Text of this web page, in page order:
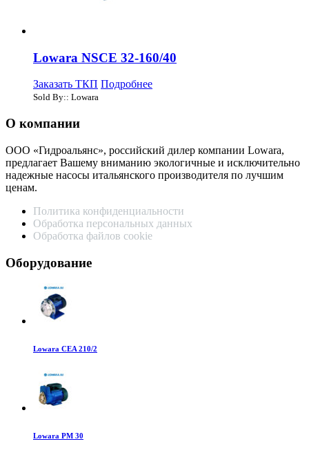
Lowara NSCE 32-160/40
Заказать ТКП Подробнее
Sold By:: Lowara
О компании
ООО «Гидроальянс», российский дилер компании Lowara,
предлагает Вашему вниманию экологичные и исключительно
надежные насосы итальянского производителя по лучшим
ценам.
Политика конфиденциальности
Обработка персональных данных
Обработка файлов cookie
Оборудование
Lowara CEA 210/2
Lowara PM 30